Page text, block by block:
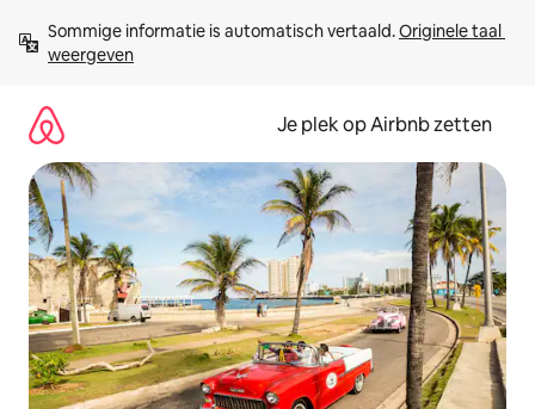
direct
naar
Sommige informatie is automatisch vertaald. Originele taal
weergeven
Je plek op Airbnb zetten